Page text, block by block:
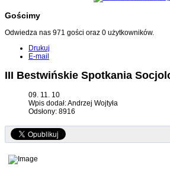
Gościmy
Odwiedza nas 971 gości oraz 0 użytkowników.
Drukuj
E-mail
III Bestwińskie Spotkania
09. 11. 10
Wpis dodał: Andrzej Wojtyła
Odsłony: 8916